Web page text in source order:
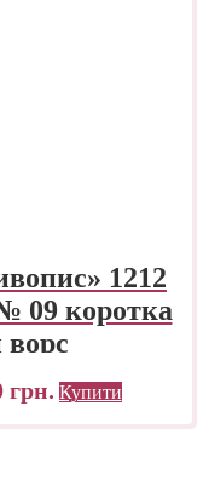
1212
09 коротка
ворс
грн. Купити